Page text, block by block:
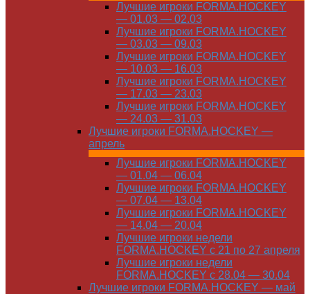
Лучшие игроки FORMA.HOCKEY
— 01.03 — 02.03
Лучшие игроки FORMA.HOCKEY
— 03.03 — 09.03
Лучшие игроки FORMA.HOCKEY
— 10.03 — 16.03
Лучшие игроки FORMA.HOCKEY
— 17.03 — 23.03
Лучшие игроки FORMA.HOCKEY
— 24.03 — 31.03
Лучшие игроки FORMA.HOCKEY —
апрель
Лучшие игроки FORMA.HOCKEY
— 01.04 — 06.04
Лучшие игроки FORMA.HOCKEY
— 07.04 — 13.04
Лучшие игроки FORMA.HOCKEY
— 14.04 — 20.04
Лучшие игроки недели
FORMA.HOCKEY с 21 по 27 апреля
Лучшие игроки недели
FORMA.HOCKEY с 28.04 — 30.04
Лучшие игроки FORMA.HOCKEY — май